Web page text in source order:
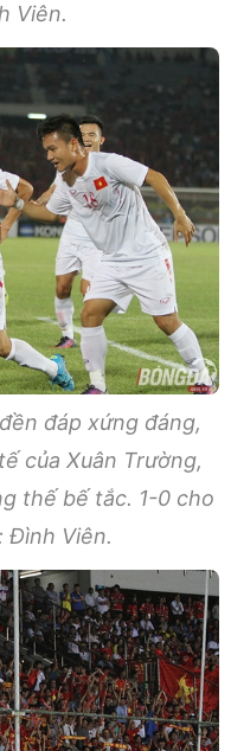
Viên.
đáp xứng đáng,
của Xuân Trường,
thế bế tắc. 1-0 cho
Đình Viên.